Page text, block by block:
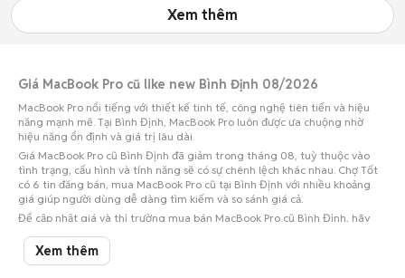
Xem thêm
Giá MacBook Pro cũ like new Bình Định 08/2026
MacBook Pro nổi tiếng với thiết kế tinh tế, công nghệ tiên tiến và hiệu
năng mạnh mẽ. Tại Bình Định, MacBook Pro luôn được ưa chuộng nhờ
hiệu năng ổn định và giá trị lâu dài.
Giá MacBook Pro cũ Bình Định đã giảm trong tháng 08, tuỳ thuộc vào
tình trạng, cấu hình và tính năng sẽ có sự chênh lệch khác nhau. Chợ Tốt
có 6 tin đăng bán, mua MacBook Pro cũ tại Bình Định với nhiều khoảng
giá giúp người dùng dễ dàng tìm kiếm và so sánh giá cả.
Để cập nhật giá và thị trường mua bán MacBook Pro cũ Bình Định, hãy
Lưu ý:Mức giá dựa trên các tin đăng tại Chợ Tốt, chỉ mang tính chất tham
khảo. Giá MacBook Pro cũ sẽ phụ thuộc vào tình trạng, phiên bản và các
Xem thêm